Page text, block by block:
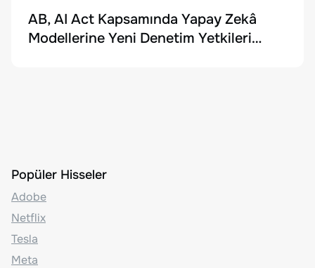
AB, AI Act Kapsamında Yapay Zekâ
Modellerine Yeni Denetim Yetkileri
Popüler Hisseler
Adobe
Netflix
Tesla
Meta